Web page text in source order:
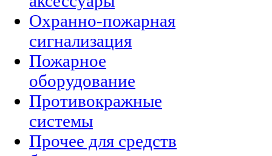
Охранно-пожарная
сигнализация
Пожарное
оборудование
Противокражные
системы
Прочее для средств